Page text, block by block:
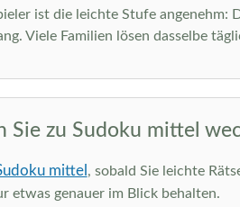
ist die leichte Stufe angenehm:
Viele Familien lösen dasselbe
Sie zu Sudoku mittel
mittel , sobald Sie leichte
etwas genauer im Blick behalten.